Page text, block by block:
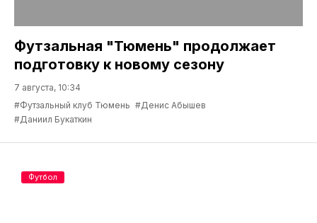
Футзальная "Тюмень" продолжает
подготовку к новому сезону
7 августа, 10:34
#Футзальный клуб Тюмень #Денис Абышев
#Даниил Букаткин
Футбол